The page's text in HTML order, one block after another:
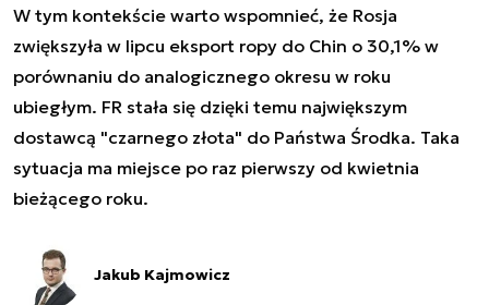
W tym kontekście warto wspomnieć, że Rosja
zwiększyła w lipcu eksport ropy do Chin o 30,1% w
porównaniu do analogicznego okresu w roku
ubiegłym. FR stała się dzięki temu największym
dostawcą "czarnego złota" do Państwa Środka. Taka
sytuacja ma miejsce po raz pierwszy od kwietnia
bieżącego roku.
Jakub Kajmowicz